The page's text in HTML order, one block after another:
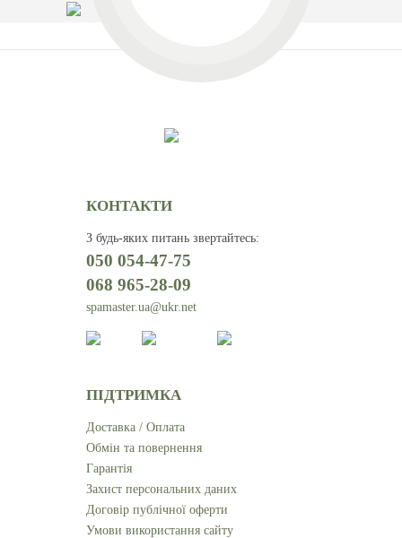
КОНТАКТИ
З будь-яких питань звертайтесь:
050 054-47-75
068 965-28-09
spamaster.ua@ukr.net
ПІДТРИМКА
Доставка / Оплата
Обмін та повернення
Гарантія
Захист персональних даних
Договір публічної оферти
Умови використання сайту